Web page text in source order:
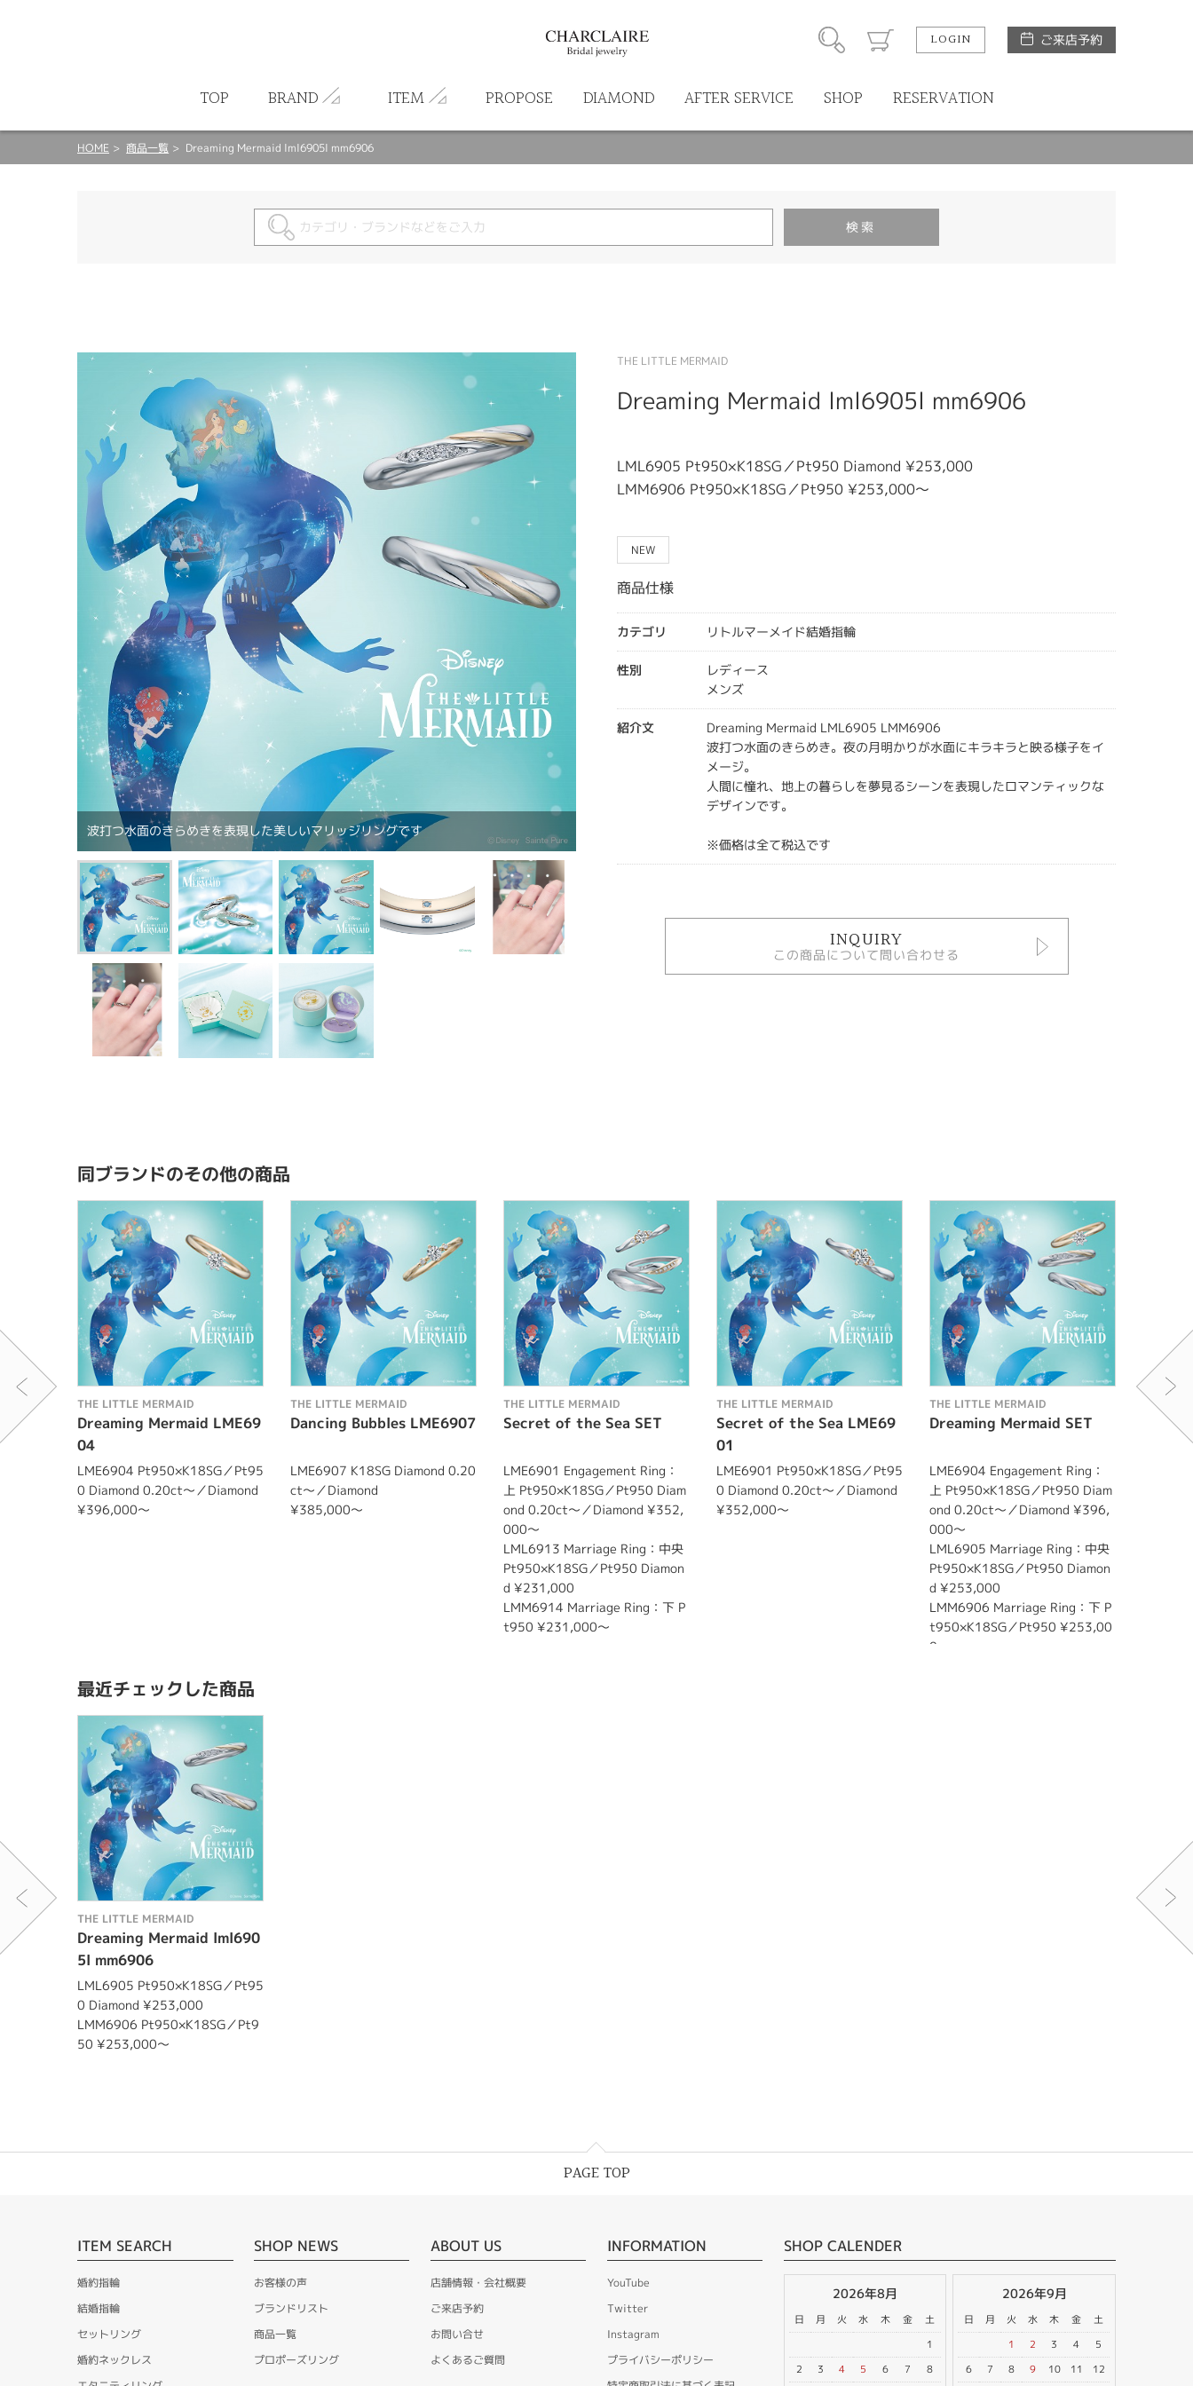
LOGIN ご来店予約
TOP BRAND ITEM PROPOSE DIAMOND AFTER SERVICE SHOP RESERVATION
HOME 商品一覧 Dreaming Mermaid lml6905l mm6906
波打つ水面のきらめきを表現した美しいマリッジリングです
THE LITTLE MERMAID
Dreaming Mermaid lml6905l mm6906
LML6905 Pt950×K18SG／Pt950 Diamond ¥253,000
LMM6906 Pt950×K18SG／Pt950 ¥253,000～
NEW
商品仕様
カテゴリ リトルマーメイド結婚指輪
性別
レディース
メンズ
紹介文
Dreaming Mermaid LML6905 LMM6906
波打つ水面のきらめき。夜の月明かりが水面にキラキラと映る様子をイ
メージ。
人間に憧れ、地上の暮らしを夢見るシーンを表現したロマンティックな
デザインです。
※価格は全て税込です
INQUIRY
この商品について問い合わせる
同ブランドのその他の商品
THE LITTLE MERMAID
Dreaming Mermaid LME69
04
LME6904 Pt950×K18SG／Pt95
0 Diamond 0.20ct～／Diamond
¥396,000～
THE LITTLE MERMAID
Dancing Bubbles LME6907
LME6907 K18SG Diamond 0.20
ct～／Diamond
¥385,000～
THE LITTLE MERMAID
Secret of the Sea SET
LME6901 Engagement Ring：
上 Pt950×K18SG／Pt950 Diam
ond 0.20ct～／Diamond ¥352,
000～
LML6913 Marriage Ring：中央
Pt950×K18SG／Pt950 Diamon
d ¥231,000
LMM6914 Marriage Ring：下 P
t950 ¥231,000～
THE LITTLE MERMAID
Secret of the Sea LME69
01
LME6901 Pt950×K18SG／Pt95
0 Diamond 0.20ct～／Diamond
¥352,000～
THE LITTLE MERMAID
Dreaming Mermaid SET
LME6904 Engagement Ring：
上 Pt950×K18SG／Pt950 Diam
ond 0.20ct～／Diamond ¥396,
000～
LML6905 Marriage Ring：中央
Pt950×K18SG／Pt950 Diamon
d ¥253,000
LMM6906 Marriage Ring：下 P
t950×K18SG／Pt950 ¥253,00
0～
THE
7（限
最近チェックした商品
THE LITTLE MERMAID
Dreaming Mermaid lml690
5l mm6906
LML6905 Pt950×K18SG／Pt95
0 Diamond ¥253,000
LMM6906 Pt950×K18SG／Pt9
50 ¥253,000～
PAGE TOP
ITEM SEARCH
婚約指輪
結婚指輪
セットリング
婚約ネックレス
SHOP NEWS
お客様の声
ブランドリスト
商品一覧
プロポーズリング
ABOUT US
店舗情報・会社概要
ご来店予約
お問い合せ
よくあるご質問
INFORMATION
YouTube
Twitter
Instagram
プライバシーポリシー
SHOP CALENDER
2026年8月
日 月 火 水 木 金
土
1
2
3 4 5 6 7 8
2026年9月
日 月 火 水 木 金
土
1
2 3 4
5
6
7 8 9 10 11 12